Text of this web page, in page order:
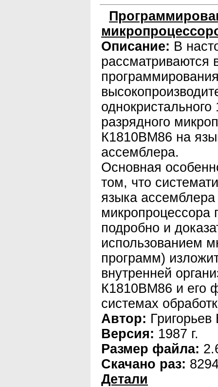
Описание: В
рассматриваются
однокристального
разрядного
К1810ВМ86 на
ассемблера.
Основная
том, что
языка
микропроцессора
подробно и
использованием
программ)
внутренней
К1810ВМ86 и его
системах
Автор:
Версия: 1987 г.
Размер файла:
Скачано раз:
Детали